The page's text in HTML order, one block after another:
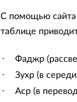
С помощью сайта
таблице
Фаджр
Зухр (в
Аср (в